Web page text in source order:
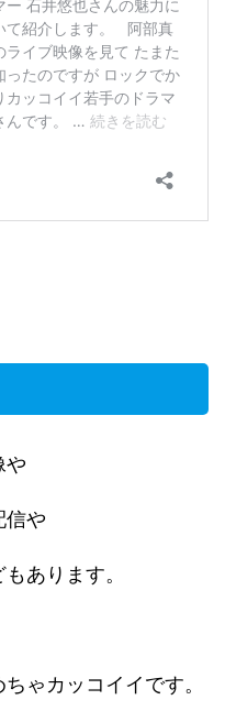
や
信や
あります。
ゃカッコイイです。